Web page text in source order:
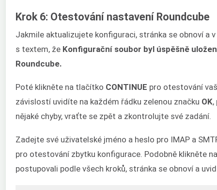
Krok 6: Otestování nastavení Roundcube
Jakmile aktualizujete konfiguraci, stránka se obnoví
s textem, že Konfigurační soubor byl úspěšně
Roundcube.
Poté klikněte na tlačítko CONTINUE pro otestování
závislostí uvidíte na každém řádku zelenou značku OK,
nějaké chyby, vraťte se zpět a zkontrolujte své zadání.
Zadejte své uživatelské jméno a heslo pro IMAP a
pro otestování zbytku konfigurace. Podobně klikněte
postupovali podle všech kroků, stránka se obnoví a